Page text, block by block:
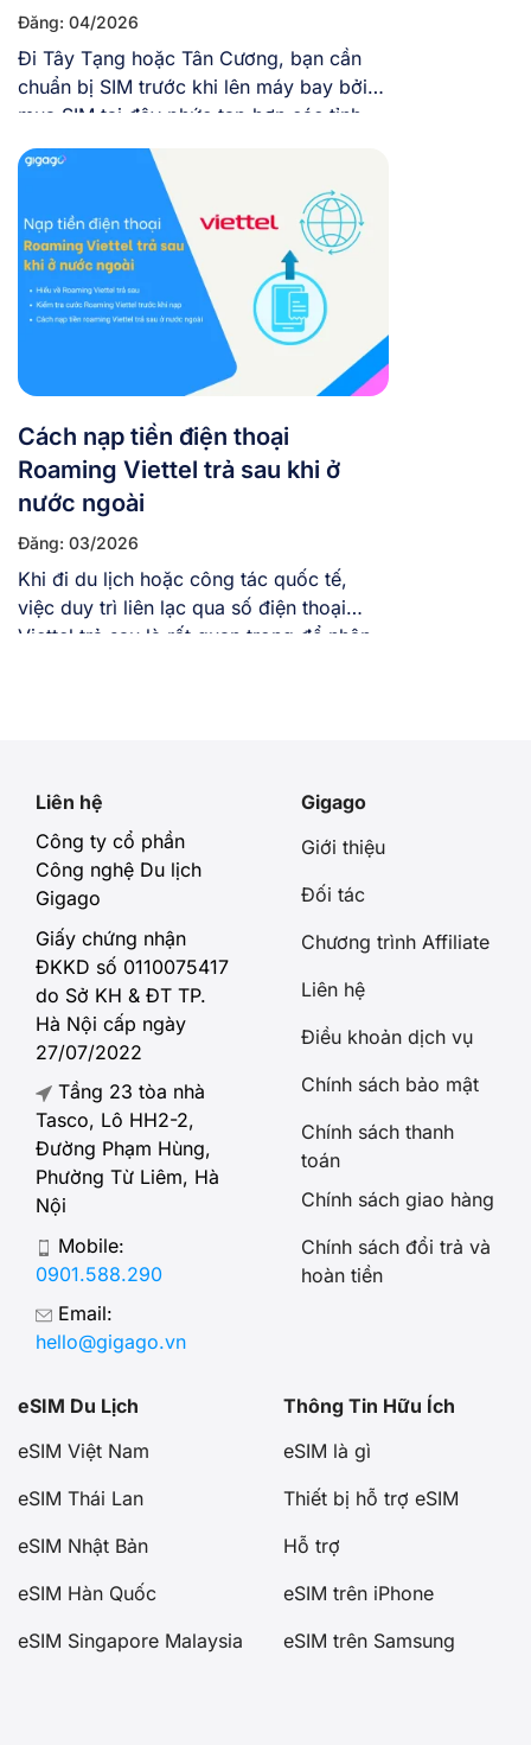
Đăng: 04/2026
Đi Tây Tạng hoặc Tân Cương, bạn cần
chuẩn bị SIM trước khi lên máy bay bởi
mua SIM tại đây phức tạp hơn các tỉnh
khác của Trung Quốc nhiều. Bài viết này
sẽ giải đáp thắc mắc liệu SIM Trung
Quốc có hoạt động tại Tây Tạng, Tân
Cương không, sóng thực tế […]
Cách nạp tiền điện thoại
Roaming Viettel trả sau khi ở
nước ngoài
Đăng: 03/2026
Khi đi du lịch hoặc công tác quốc tế,
việc duy trì liên lạc qua số điện thoại
Viettel trả sau là rất quan trọng để nhận
Liên hệ
Công ty cổ phần
Công nghệ Du lịch
Gigago
Giấy chứng nhận
ĐKKD số 0110075417
do Sở KH & ĐT TP.
Hà Nội cấp ngày
27/07/2022
Tầng 23 tòa nhà
Tasco, Lô HH2-2,
Đường Phạm Hùng,
Phường Từ Liêm, Hà
Nội
Mobile:
0901.588.290
Email:
hello@gigago.vn
Gigago
Giới thiệu
Đối tác
Chương trình Affiliate
Liên hệ
Điều khoản dịch vụ
Chính sách bảo mật
Chính sách thanh
toán
Chính sách giao hàng
Chính sách đổi trả và
hoàn tiền
eSIM Du Lịch
eSIM Việt Nam
eSIM Thái Lan
eSIM Nhật Bản
eSIM Hàn Quốc
eSIM Singapore Malaysia
Thông Tin Hữu Ích
eSIM là gì
Thiết bị hỗ trợ eSIM
Hỗ trợ
eSIM trên iPhone
eSIM trên Samsung